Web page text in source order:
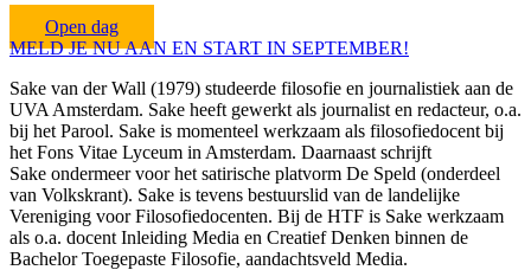
Open dag
MELD JE NU AAN EN START IN SEPTEMBER!
Sake van der Wall (1979) studeerde filosofie en journalistiek aan de
UVA Amsterdam. Sake heeft gewerkt als journalist en redacteur, o.a.
bij het Parool. Sake is momenteel werkzaam als filosofiedocent bij
het Fons Vitae Lyceum in Amsterdam. Daarnaast schrijft
Sake ondermeer voor het satirische platvorm De Speld (onderdeel
van Volkskrant). Sake is tevens bestuurslid van de landelijke
Vereniging voor Filosofiedocenten. Bij de HTF is Sake werkzaam
als o.a. docent Inleiding Media en Creatief Denken binnen de
Bachelor Toegepaste Filosofie, aandachtsveld Media.